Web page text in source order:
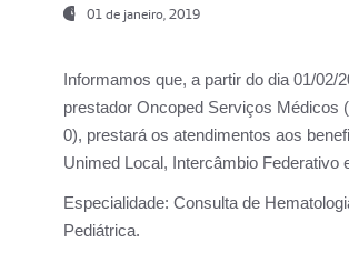
01 de janeiro, 2019
Informamos que, a partir do dia 01/02/
prestador Oncoped Serviços Médicos
0), prestará os atendimentos aos
Unimed Local, Intercâmbio Federativo
Especialidade: Consulta de
Pediátrica.